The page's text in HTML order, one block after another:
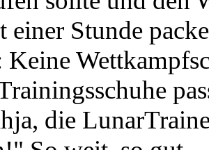
einer Stunde
die